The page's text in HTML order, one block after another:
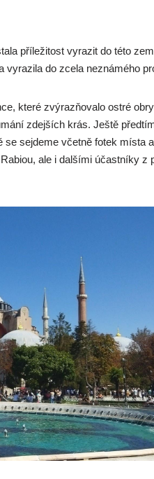
příležitost vyrazit do této
vyrazila do zcela neznámého
které zvýrazňovalo ostré
zdejších krás. Ještě
sejdeme včetně fotek místa
ale i dalšími účastníky z